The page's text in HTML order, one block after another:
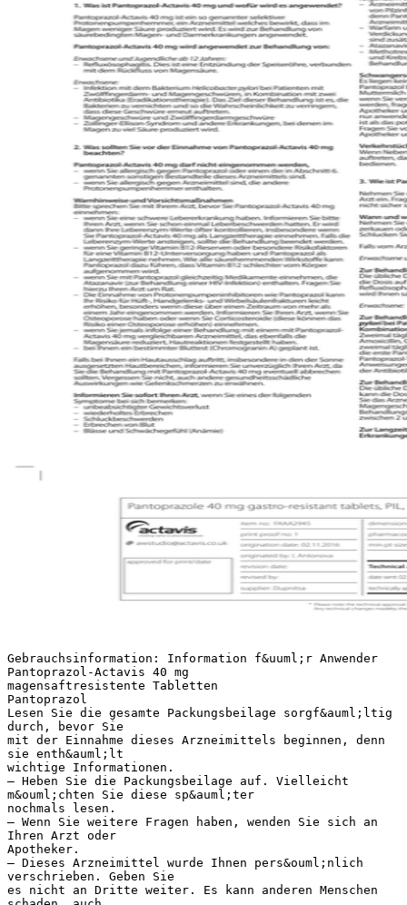
Gebrauchsinformation: Information f&uuml;r Anwender
Pantoprazol-Actavis 40 mg
magensaftresistente Tabletten
Pantoprazol
Lesen Sie die gesamte Packungsbeilage sorgf&auml;ltig
durch, bevor Sie
mit der Einnahme dieses Arzneimittels beginnen, denn
sie enth&auml;lt
wichtige Informationen.
– Heben Sie die Packungsbeilage auf. Vielleicht
m&ouml;chten Sie diese sp&auml;ter
nochmals lesen.
– Wenn Sie weitere Fragen haben, wenden Sie sich an
Ihren Arzt oder
Apotheker.
– Dieses Arzneimittel wurde Ihnen pers&ouml;nlich
verschrieben. Geben Sie
es nicht an Dritte weiter. Es kann anderen Menschen